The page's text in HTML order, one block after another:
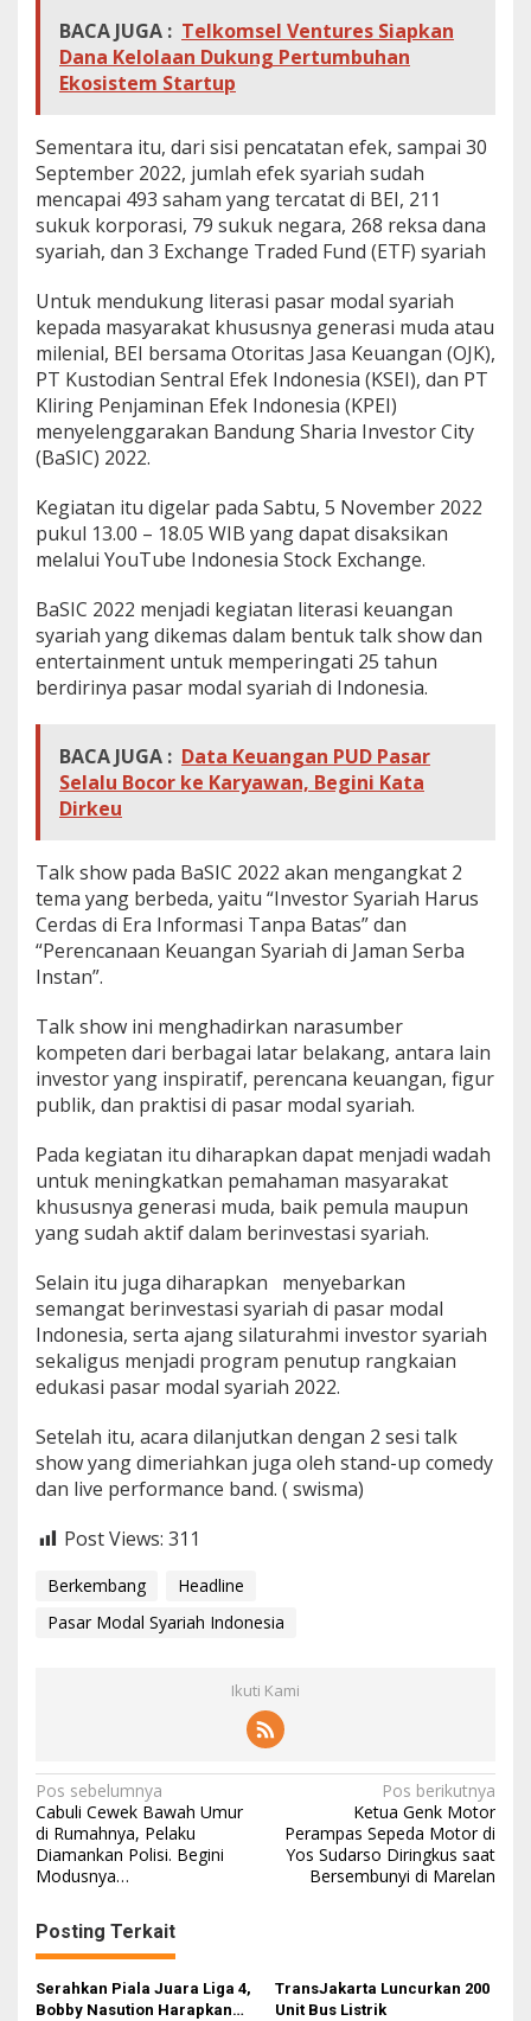
BACA JUGA : Telkomsel Ventures Siapkan
Dana Kelolaan Dukung Pertumbuhan
Ekosistem Startup
Sementara itu, dari sisi pencatatan efek, sampai 30
September 2022, jumlah efek syariah sudah
mencapai 493 saham yang tercatat di BEI, 211
sukuk korporasi, 79 sukuk negara, 268 reksa dana
syariah, dan 3 Exchange Traded Fund (ETF) syariah
Untuk mendukung literasi pasar modal syariah
kepada masyarakat khususnya generasi muda atau
milenial, BEI bersama Otoritas Jasa Keuangan (OJK),
PT Kustodian Sentral Efek Indonesia (KSEI), dan PT
Kliring Penjaminan Efek Indonesia (KPEI)
menyelenggarakan Bandung Sharia Investor City
(BaSIC) 2022.
Kegiatan itu digelar pada Sabtu, 5 November 2022
pukul 13.00 – 18.05 WIB yang dapat disaksikan
melalui YouTube Indonesia Stock Exchange.
BaSIC 2022 menjadi kegiatan literasi keuangan
syariah yang dikemas dalam bentuk talk show dan
entertainment untuk memperingati 25 tahun
berdirinya pasar modal syariah di Indonesia.
BACA JUGA : Data Keuangan PUD Pasar
Selalu Bocor ke Karyawan, Begini Kata
Dirkeu
Talk show pada BaSIC 2022 akan mengangkat 2
tema yang berbeda, yaitu “Investor Syariah Harus
Cerdas di Era Informasi Tanpa Batas” dan
“Perencanaan Keuangan Syariah di Jaman Serba
Instan”.
Talk show ini menghadirkan narasumber
kompeten dari berbagai latar belakang, antara lain
investor yang inspiratif, perencana keuangan, figur
publik, dan praktisi di pasar modal syariah.
Pada kegiatan itu diharapkan dapat menjadi wadah
untuk meningkatkan pemahaman masyarakat
khususnya generasi muda, baik pemula maupun
yang sudah aktif dalam berinvestasi syariah.
Selain itu juga diharapkan menyebarkan
semangat berinvestasi syariah di pasar modal
Indonesia, serta ajang silaturahmi investor syariah
sekaligus menjadi program penutup rangkaian
edukasi pasar modal syariah 2022.
Setelah itu, acara dilanjutkan dengan 2 sesi talk
show yang dimeriahkan juga oleh stand-up comedy
dan live performance band. ( swisma)
Post Views: 311
Berkembang
Headline
Pasar Modal Syariah Indonesia
Ikuti Kami
Navigasi
pos
Pos sebelumnya
Cabuli Cewek Bawah Umur
di Rumahnya, Pelaku
Diamankan Polisi. Begini
Modusnya…
Pos berikutnya
Ketua Genk Motor
Perampas Sepeda Motor di
Yos Sudarso Diringkus saat
Bersembunyi di Marelan
Posting Terkait
Serahkan Piala Juara Liga 4,
Bobby Nasution Harapkan
TransJakarta Luncurkan 200
Unit Bus Listrik